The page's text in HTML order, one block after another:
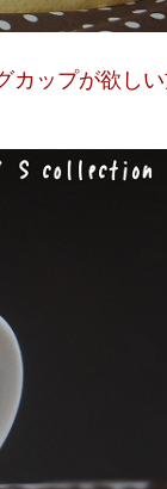
カップが欲し